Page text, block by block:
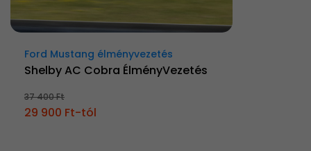
Ford Mustang élményvezetés
Shelby AC Cobra ÉlményVezetés
37 400 Ft
29 900 Ft-tól